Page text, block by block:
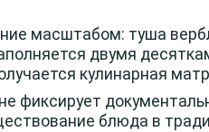
масштабом: туша
двумя
кулинарная
фиксирует
блюда в